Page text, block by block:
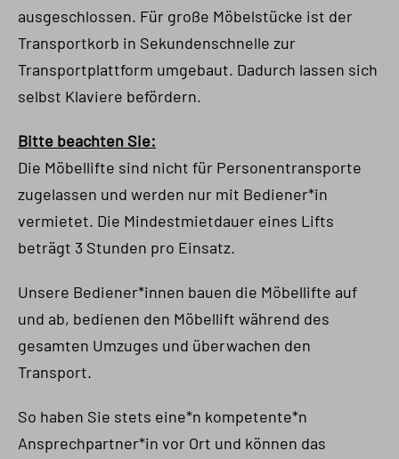
ausgeschlossen. Für große Möbelstücke ist der
Transportkorb in Sekundenschnelle zur
Transportplattform umgebaut. Dadurch lassen sich
selbst Klaviere befördern.
Bitte beachten Sie:
Die Möbellifte sind nicht für Personentransporte
zugelassen und werden nur mit Bediener*in
vermietet. Die Mindestmietdauer eines Lifts
beträgt 3 Stunden pro Einsatz.
Unsere Bediener*innen bauen die Möbellifte auf
und ab, bedienen den Möbellift während des
gesamten Umzuges und überwachen den
Transport.
So haben Sie stets eine*n kompetente*n
Ansprechpartner*in vor Ort und können das